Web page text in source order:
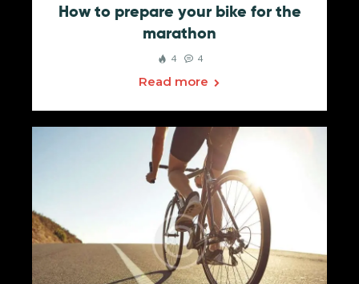
How to prepare your bike for the
marathon
4 4
Read more